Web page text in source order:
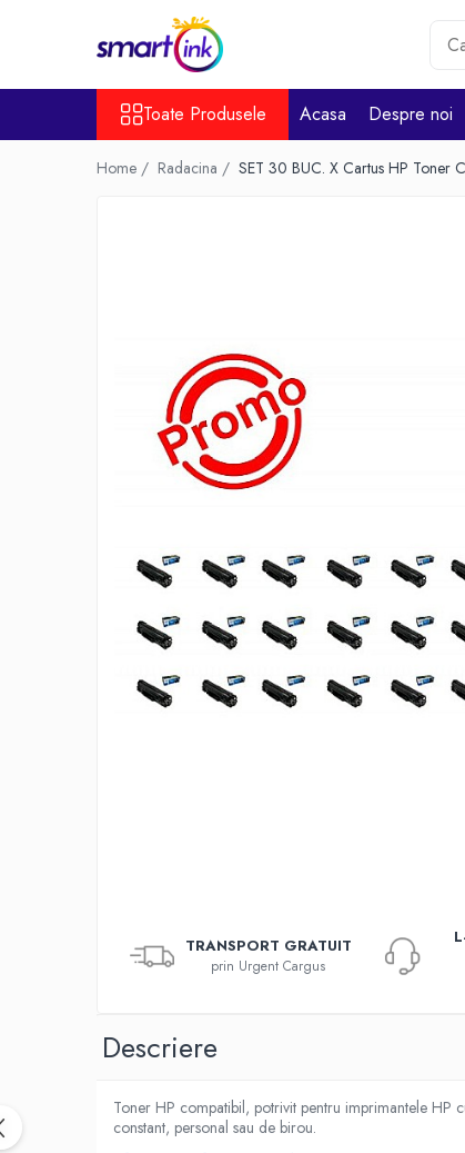
Toate Produsele Acasa Despre noi
Home / Radacina / SET 30 BUC. X Cartus HP Toner
TRANSPORT GRATUIT
prin Urgent Cargus
Descriere
Toner HP compatibil, potrivit pentru imprimantele
constant, personal sau de birou.